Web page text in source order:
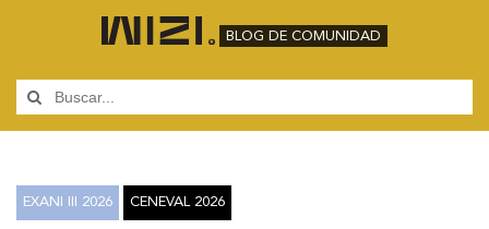
BLOG DE COMUNIDAD
EXANI III 2026 CENEVAL 2026